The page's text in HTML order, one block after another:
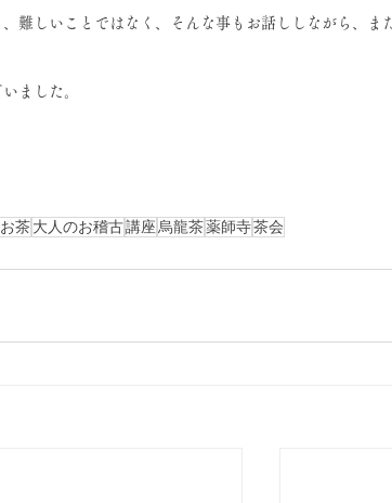
難しいことではなく、そんな事もお話ししながら、ま
ました。
お茶 大人のお稽古講座 烏龍茶薬師寺茶会